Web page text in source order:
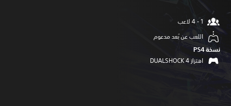
اللعب عن بُعد مدعوم
نسخة PS4‏
اهتزاز DUALSHOCK 4‏